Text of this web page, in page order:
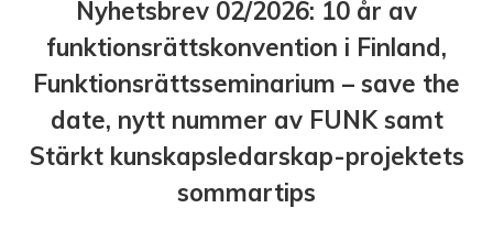
Nyhetsbrev 02/2026: 10 år av
funktionsrättskonvention i Finland,
Funktionsrättsseminarium – save the
date, nytt nummer av FUNK samt
Stärkt kunskapsledarskap-projektets
sommartips